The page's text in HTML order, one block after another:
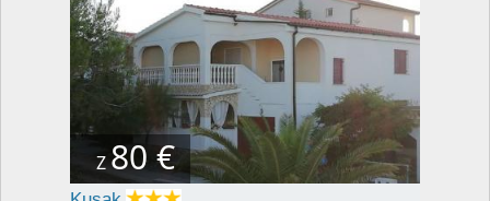
Z80 €